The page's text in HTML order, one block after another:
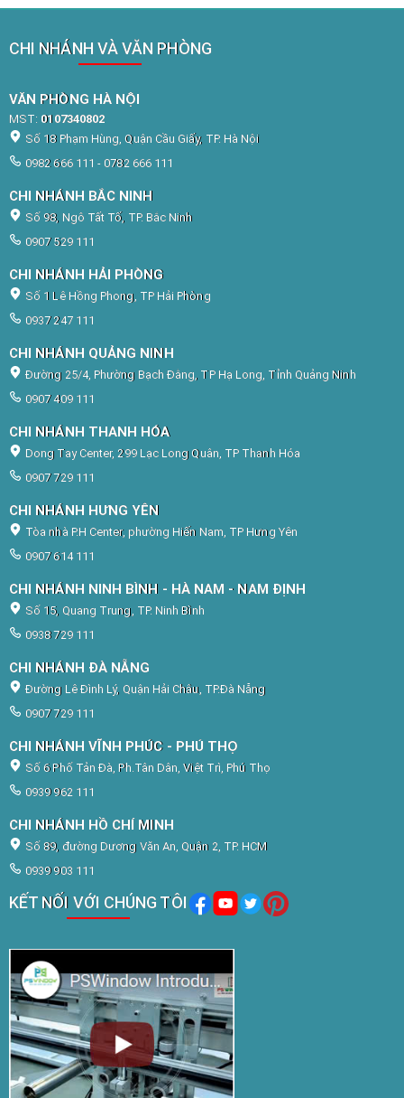
CHI NHÁNH VÀ VĂN PHÒNG
VĂN PHÒNG HÀ NỘI
MST: 0107340802
Số 18 Phạm Hùng, Quận Cầu Giấy, TP. Hà Nội
0982 666 111 - 0782 666 111
CHI NHÁNH BẮC NINH
Số 98, Ngô Tất Tố, TP. Bắc Ninh
0907 529 111
CHI NHÁNH HẢI PHÒNG
Số 1 Lê Hồng Phong, TP Hải Phòng
0937 247 111
CHI NHÁNH QUẢNG NINH
Đường 25/4, Phường Bạch Đằng, TP Hạ Long, Tỉnh Quảng Ninh
0907 409 111
CHI NHÁNH THANH HÓA
Dong Tay Center, 299 Lạc Long Quân, TP Thanh Hóa
0907 729 111
CHI NHÁNH HƯNG YÊN
Tòa nhà P.H Center, phường Hiến Nam, TP Hưng Yên
0907 614 111
CHI NHÁNH NINH BÌNH - HÀ NAM - NAM ĐỊNH
Số 15, Quang Trung, TP. Ninh Bình
0938 729 111
CHI NHÁNH ĐÀ NẴNG
Đường Lê Đình Lý, Quận Hải Châu, TP.Đà Nẵng
0907 729 111
CHI NHÁNH VĨNH PHÚC - PHÚ THỌ
Số 6 Phố Tản Đà, Ph.Tân Dân, Việt Trì, Phú Thọ
0939 962 111
CHI NHÁNH HỒ CHÍ MINH
Số 89, đường Dương Văn An, Quận 2, TP. HCM
0939 903 111
KẾT NỐI VỚI CHÚNG TÔI